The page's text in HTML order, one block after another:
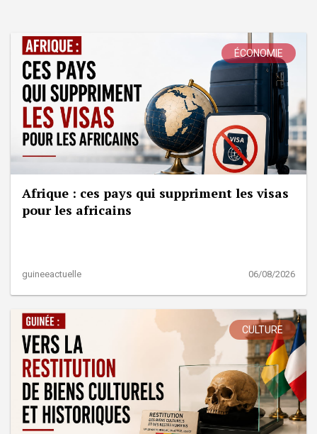
ÉCONOMIE
Afrique : ces pays qui suppriment les visas
pour les africains
guineeactuelle 06/08/2026
CULTURE